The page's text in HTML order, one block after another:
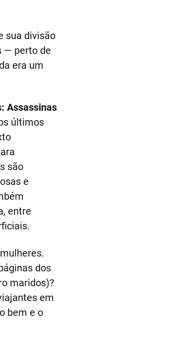
sua divisão
— perto de
era um
Assassinas
últimos
são
e
entre
dos
maridos)?
em
bem e o